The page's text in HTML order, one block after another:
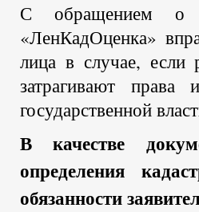
С обращением о
«ЛенКадОценка»
лица в случае, если
затрагивают
государственной
В качестве
определения
обязанности